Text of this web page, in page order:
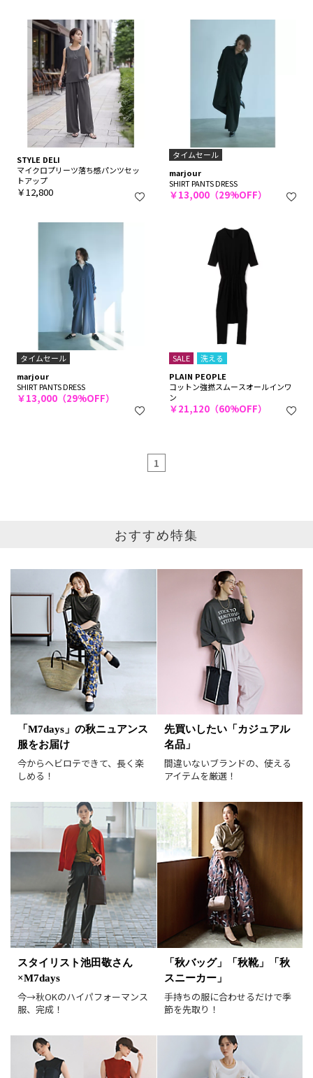
STYLE DELI
マイクロプリーツ落ち感パンツセッ
トアップ
￥12,800
タイムセール
marjour
SHIRT PANTS DRESS
￥13,000（29%OFF）
タイムセール
marjour
SHIRT PANTS DRESS
￥13,000（29%OFF）
SALE
洗える
PLAIN PEOPLE
コットン強撚スムースオールインワ
ン
￥21,120（60%OFF）
1
カテゴリ オールインワン全て
サイズ
掲載雑誌
価格 円
表示オプション
予約品
在庫あり
画像小 画像大
表示件数 30件 90件
並び順 おすすめ順
人気順
新着順
価格が安い順
価格が高い順
値下げ実施日順
レビュー高評価順
カラー（複数選択可）
おすすめ特集
「M7days」の秋ニュアンス
服をお届け
今からヘビロテできて、長く楽
しめる！
先買いしたい「カジュアル
名品」
間違いないブランドの、使える
アイテムを厳選！
スタイリスト池田敬さん
×M7days
今→秋OKのハイパフォーマンス
服、完成！
「秋バッグ」「秋靴」「秋
スニーカー」
手持ちの服に合わせるだけで季
節を先取り！